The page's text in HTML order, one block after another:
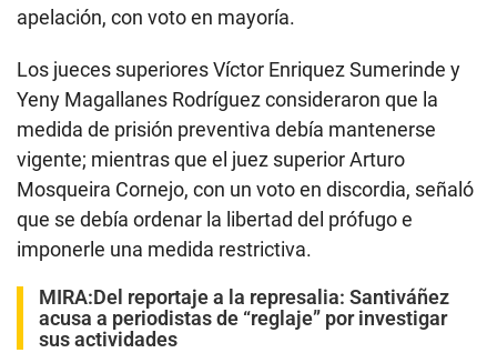
apelación, con voto en mayoría.
Los jueces superiores Víctor Enriquez Sumerinde y
Yeny Magallanes Rodríguez consideraron que la
medida de prisión preventiva debía mantenerse
vigente; mientras que el juez superior Arturo
Mosqueira Cornejo, con un voto en discordia, señaló
que se debía ordenar la libertad del prófugo e
imponerle una medida restrictiva.
MIRA:Del reportaje a la represalia: Santiváñez
acusa a periodistas de “reglaje” por investigar
sus actividades